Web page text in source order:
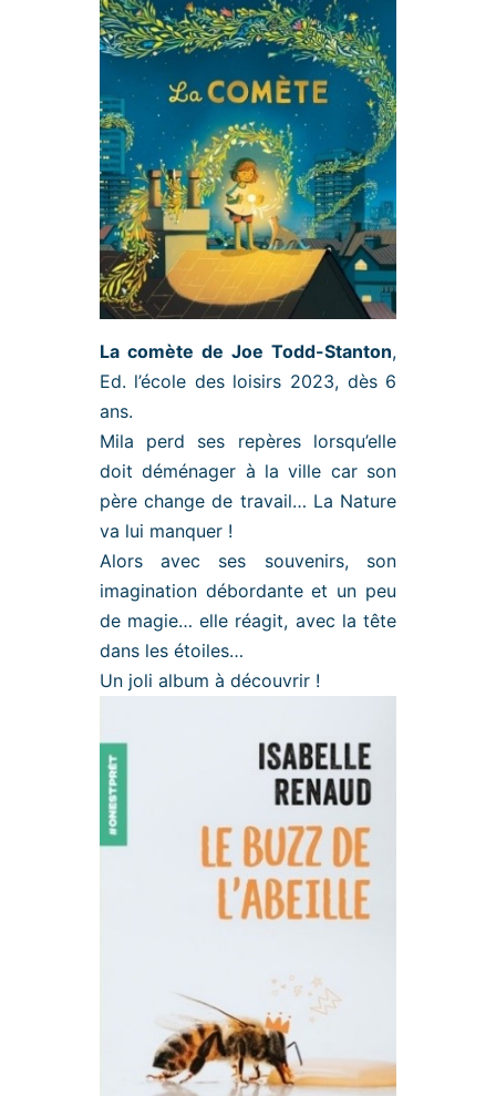
La comète de Joe Todd-Stanton,
Ed. l’école des loisirs 2023, dès 6
ans.
Mila perd ses repères lorsqu’elle
doit déménager à la ville car son
père change de travail… La Nature
va lui manquer !
Alors avec ses souvenirs, son
imagination débordante et un peu
de magie… elle réagit, avec la tête
dans les étoiles…
Un joli album à découvrir !